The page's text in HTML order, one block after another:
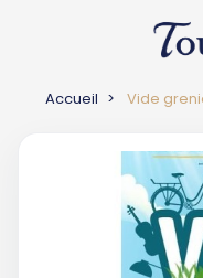
Accueil Vide